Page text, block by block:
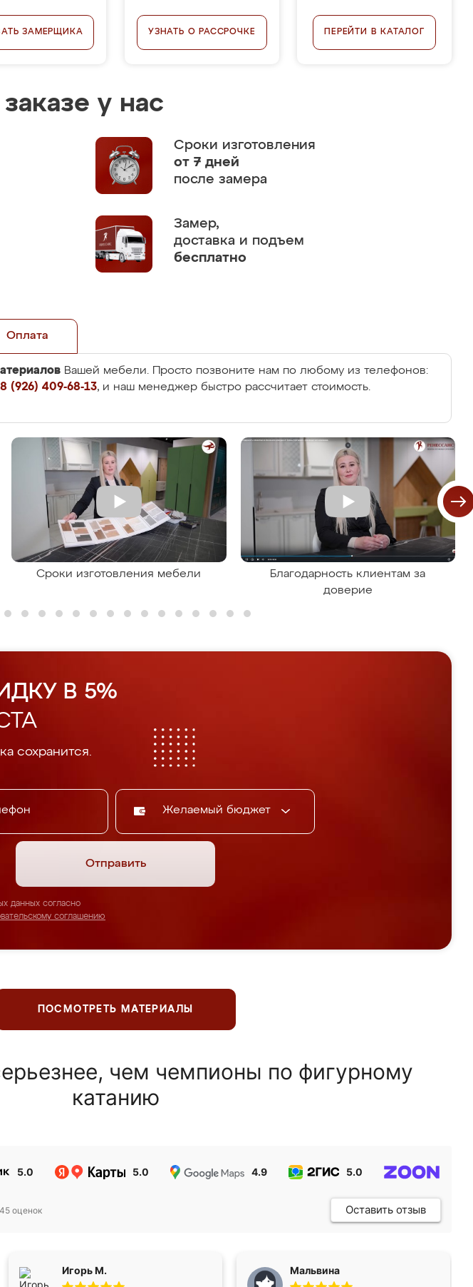
ЗАМЕРЩИКА УЗНАТЬ О РАССРОЧКЕ ПЕРЕЙТИ В КАТАЛОГ
у нас
Сроки изготовления
от 7 дней
после замера
Замер,
доставка и подъем
бесплатно
Оплата
Вашей мебели. Просто позвоните нам по любому из телефонов:
8 (926) 409-68-13, и наш менеджер быстро рассчитает стоимость.
Сроки изготовления мебели
Благодарность клиентам за
доверие
В 5%
сохранится.
Желаемый бюджет
Отправить
данных согласно
соглашению
ПОСМОТРЕТЬ МАТЕРИАЛЫ
чем чемпионы по фигурному
катанию
5.0 5.0 4.9 5.0
оценок Оставить отзыв
Игорь М. Мальвина